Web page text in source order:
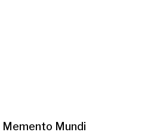
Memento Mundi